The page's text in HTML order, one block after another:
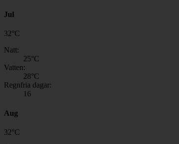
Jul
32°C
Natt:
25°C
Vatten:
28°C
Regnfria dagar:
16
Aug
32°C